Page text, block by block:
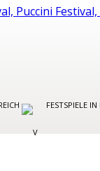
FESTSPIELE